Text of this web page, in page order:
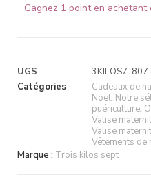
Gagnez 1 point en achetant
UGS
3KILOS7-807
Catégories
Cadeaux de
Noël, Notre
puériculture,
Valise
Valise
Vêtements de
Marque : Trois kilos sept